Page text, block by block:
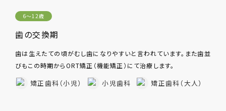
6〜12歳
歯の交換期
歯は生えたての頃がむし歯になりやすいと言われています。また歯並
びもこの時期からORT矯正（機能矯正）にて治療します。
矯正歯科（小児） 小児歯科 矯正歯科（大人）